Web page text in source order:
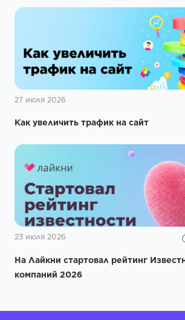
27 июля 2026
Как увеличить трафик на сайт
23 июля 2026
На Лайкни стартовал рейтинг
компаний 2026